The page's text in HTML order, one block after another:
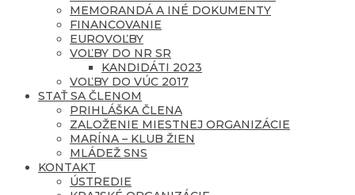
MEMORANDÁ A INÉ DOKUMENTY
FINANCOVANIE
EUROVOĽBY
VOĽBY DO NR SR
KANDIDÁTI 2023
VOĽBY DO VÚC 2017
STAŤ SA ČLENOM
PRIHLÁŠKA ČLENA
ZALOŽENIE MIESTNEJ ORGANIZÁCIE
MARÍNA – KLUB ŽIEN
MLÁDEŽ SNS
KONTAKT
ÚSTREDIE